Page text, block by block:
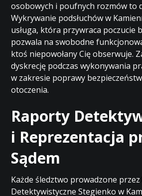
osobowych i poufnych rozmów to
Wykrywanie podsłuchów w
usługa, która przywraca poczucie
pozwala na swobodne
ktoś niepowołany Cię obserwuje.
dyskrecję podczas wykonywania
w zakresie poprawy
otoczenia.
Raporty
i Reprezentacja
Sądem
Każde śledztwo prowadzone
Detektywistyczne Stegienko w